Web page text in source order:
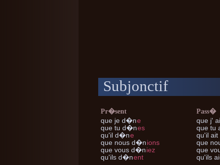
Subjonctif
Pr�sent
que je d�ne
que tu d�nes
qu'il d�ne
que nous d�nions
que vous d�niez
qu'ils d�nent
Pass�
que j'
que tu
qu'il
que
que
qu'ils